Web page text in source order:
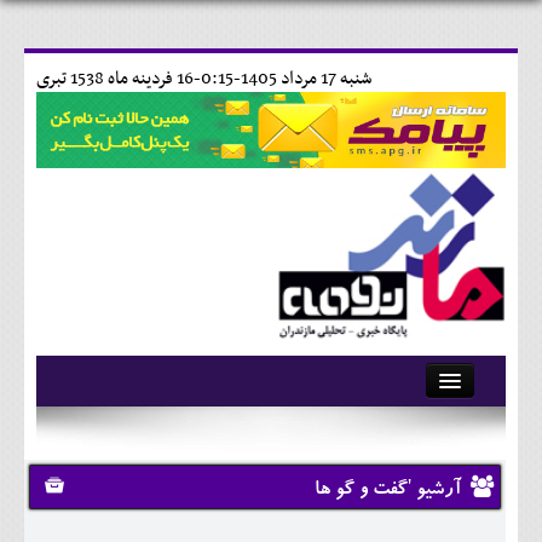
16 فردينه ماه 1538 تبری شنبه 17 مرداد 1405-0:15-
آرشیو
تماس با ما
وبلاگ
آرشیو 'گفت و گو ها